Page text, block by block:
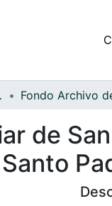
Cauca
de